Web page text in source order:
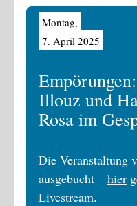
Montag,
7. April 2025
Illouz und
Rosa im
Die Veranstaltung
ausgebucht – hier
Livestream.